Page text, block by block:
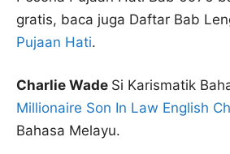
gratis, baca juga Daftar Bab
Pujaan Hati.
Charlie Wade Si Karismatik
Millionaire Son In Law English
Bahasa Melayu.